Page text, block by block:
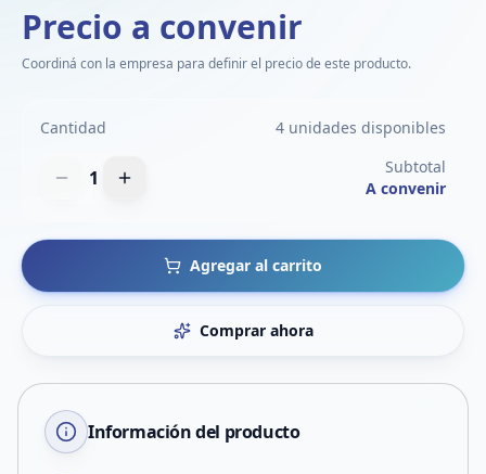
Precio a convenir
Coordiná con la empresa para definir el precio de este producto.
Cantidad 4 unidades disponibles
1
Subtotal
A convenir
Agregar al carrito
Comprar ahora
Información del producto